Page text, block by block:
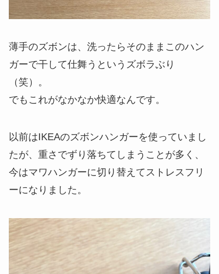
薄手のズボンは、洗ったらそのままこのハン
ガーで干して仕舞うというズボラぶり
（笑）。
でもこれがなかなか快適なんです。
以前はIKEAのズボンハンガーを使っていまし
たが、重さでずり落ちてしまうことが多く、
今はマワハンガーに切り替えてストレスフリ
ーになりました。